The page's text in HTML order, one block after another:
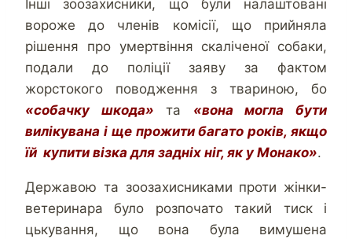
Інші зоозахисники, що були налаштовані
вороже до членів комісії, що прийняла
рішення про умертвіння скаліченої собаки,
подали до поліції заяву за фактом
жорстокого поводження з твариною, бо
«собачку шкода» та «вона могла бути
вилікувана і ще прожити багато років, якщо
їй купити візка для задніх ніг, як у Монако».
Державою та зоозахисниками проти жінки-
ветеринара було розпочато такий тиск і
цькування, що вона була вимушена